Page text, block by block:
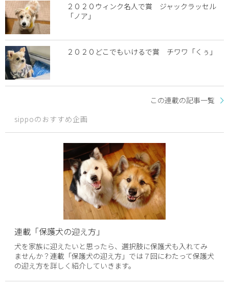
２０２０ウィンク名人で賞 ジャックラッセル
「ノア」
２０２０どこでもいけるで賞 チワワ「くぅ」
この連載の記事一覧
sippoのおすすめ企画
連載「保護犬の迎え方」
犬を家族に迎えたいと思ったら、選択肢に保護犬も入れてみ
ませんか？連載「保護犬の迎え方」では７回にわたって保護犬
の迎え方を詳しく紹介していきます。